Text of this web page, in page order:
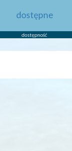
dostępne
dostępność